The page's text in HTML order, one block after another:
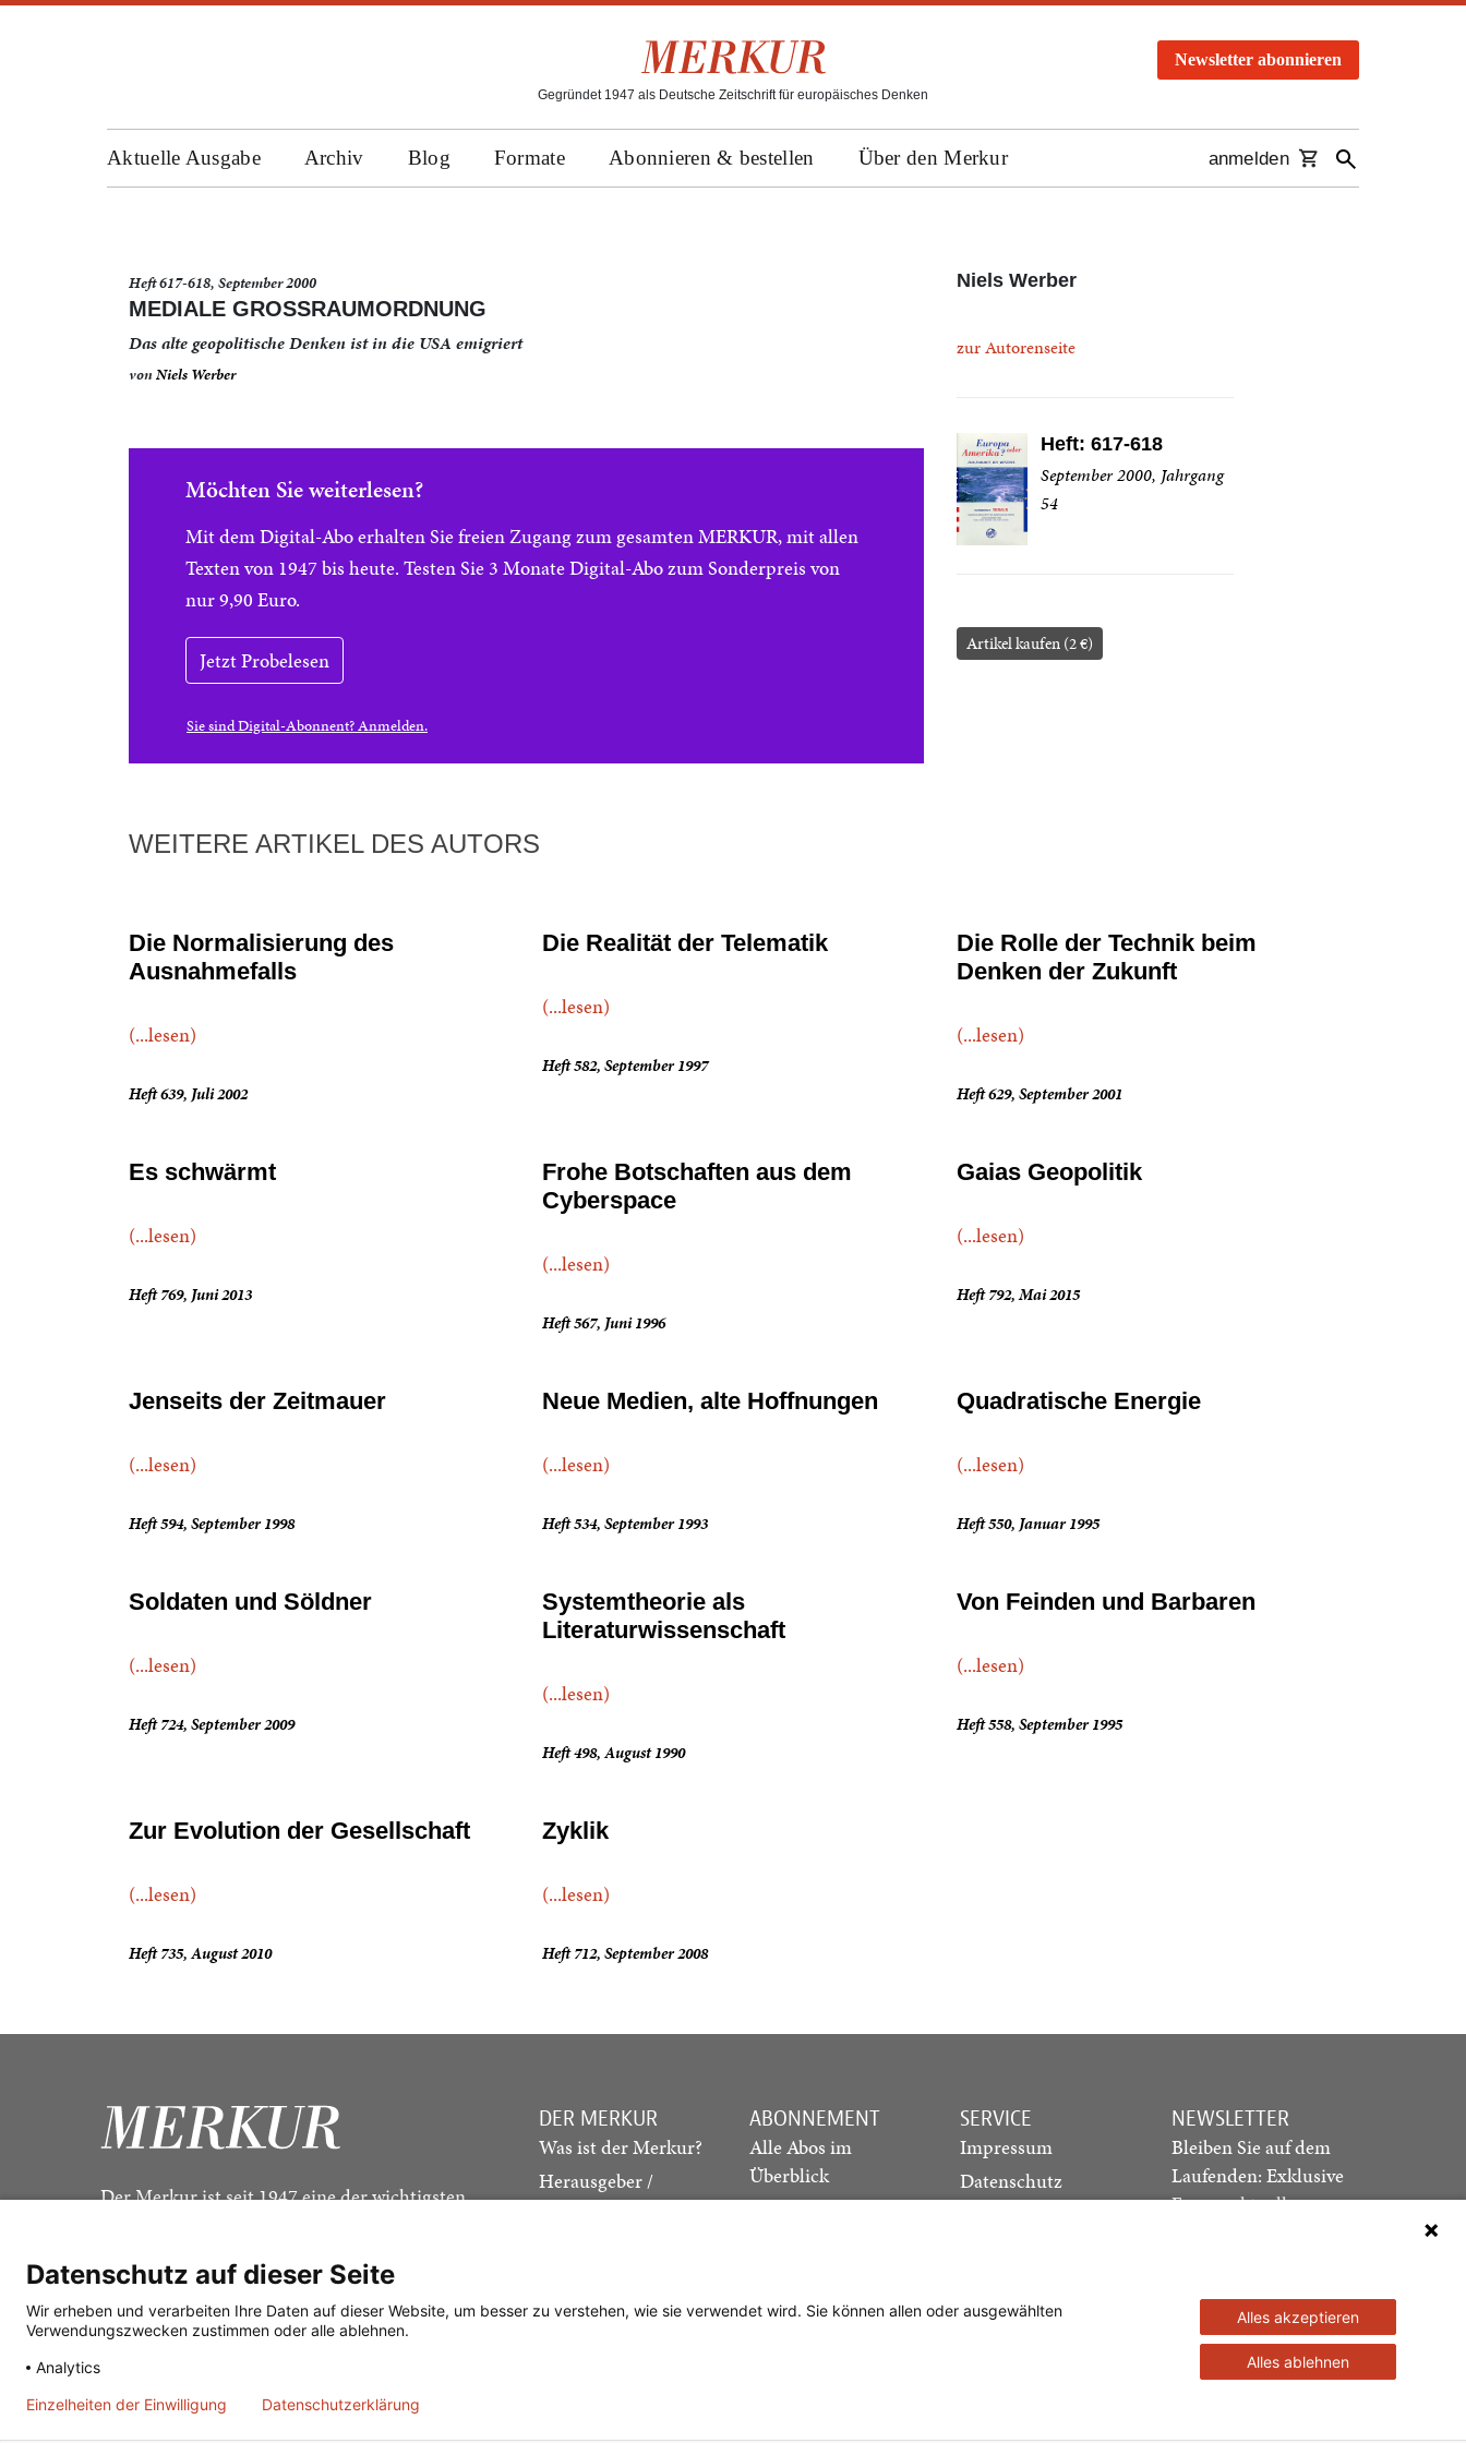
Gegründet 1947 als Deutsche Zeitschrift für europäisches Denken
Newsletter abonnieren
Aktuelle Ausgabe Archiv Blog Formate Abonnieren & bestellen Über den Merkur anmelden
Heft 617-618, September 2000
MEDIALE GROSSRAUMORDNUNG
Das alte geopolitische Denken ist in die USA emigriert
vonNiels Werber
Möchten Sie weiterlesen?
Mit dem Digital-Abo erhalten Sie freien Zugang zum gesamten MERKUR, mit allen
Texten von 1947 bis heute. Testen Sie 3 Monate Digital-Abo zum Sonderpreis von
nur 9,90 Euro.
Jetzt Probelesen
Sie sind Digital-Abonnent? Anmelden.
Niels Werber
zur Autorenseite
Heft: 617-618
September 2000, Jahrgang
54
Artikel kaufen (2 €)
WEITERE ARTIKEL DES AUTORS
Die Normalisierung des
Ausnahmefalls
(...lesen)
Heft 639, Juli 2002
Die Realität der Telematik
(...lesen)
Heft 582, September 1997
Die Rolle der Technik beim
Denken der Zukunft
(...lesen)
Heft 629, September 2001
Es schwärmt
(...lesen)
Heft 769, Juni 2013
Frohe Botschaften aus dem
Cyberspace
(...lesen)
Heft 567, Juni 1996
Gaias Geopolitik
(...lesen)
Heft 792, Mai 2015
Jenseits der Zeitmauer
(...lesen)
Heft 594, September 1998
Neue Medien, alte Hoffnungen
(...lesen)
Heft 534, September 1993
Quadratische Energie
(...lesen)
Heft 550, Januar 1995
Soldaten und Söldner
(...lesen)
Heft 724, September 2009
Systemtheorie als
Literaturwissenschaft
(...lesen)
Heft 498, August 1990
Von Feinden und Barbaren
(...lesen)
Heft 558, September 1995
Zur Evolution der Gesellschaft
(...lesen)
Heft 735, August 2010
Zyklik
(...lesen)
Heft 712, September 2008
Der Merkur ist seit 1947 eine der wichtigsten
DER MERKUR
Was ist der Merkur?
Herausgeber /
Redaktion
ABONNEMENT
Alle Abos im
Überblick
Print-Abo
Studierenden-Abo
SERVICE
Impressum
Datenschutz
NEWSLETTER
Bleiben Sie auf dem
Laufenden: Exklusive
Essays, aktuelle
Newsletter abonnieren
Datenschutz auf dieser Seite
Wir erheben und verarbeiten Ihre Daten auf dieser Website, um besser zu verstehen, wie sie verwendet wird. Sie können allen oder ausgewählten
Verwendungszwecken zustimmen oder alle ablehnen.
Analytics
Alles akzeptieren
Alles ablehnen
Einzelheiten der Einwilligung Datenschutzerklärung